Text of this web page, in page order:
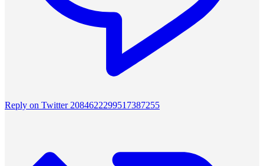
Reply on Twitter 2084622299517387255